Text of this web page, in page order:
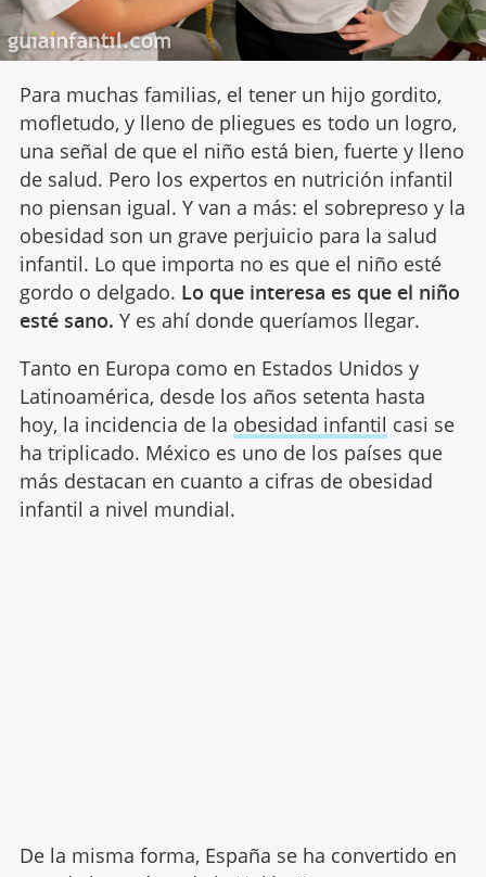
Para muchas familias, el tener un hijo gordito,
mofletudo, y lleno de pliegues es todo un logro,
una señal de que el niño está bien, fuerte y lleno
de salud. Pero los expertos en nutrición infantil
no piensan igual. Y van a más: el sobrepreso y la
obesidad son un grave perjuicio para la salud
infantil. Lo que importa no es que el niño esté
gordo o delgado. Lo que interesa es que el niño
esté sano. Y es ahí donde queríamos llegar.
Tanto en Europa como en Estados Unidos y
Latinoamérica, desde los años setenta hasta
hoy, la incidencia de la obesidad infantil casi se
ha triplicado. México es uno de los países que
más destacan en cuanto a cifras de obesidad
infantil a nivel mundial.
De la misma forma, España se ha convertido en